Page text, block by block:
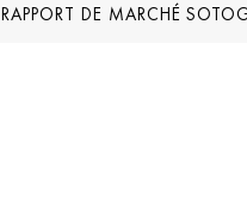
RAPPORT DE MARCHÉ